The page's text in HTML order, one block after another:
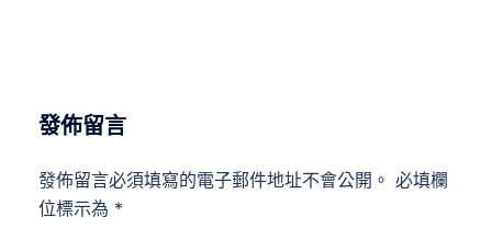
發佈留言
發佈留言必須填寫的電子郵件地址不會公開。 必填欄
位標示為 *